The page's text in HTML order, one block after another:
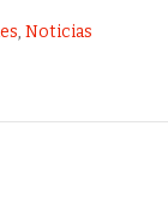
,Noticias